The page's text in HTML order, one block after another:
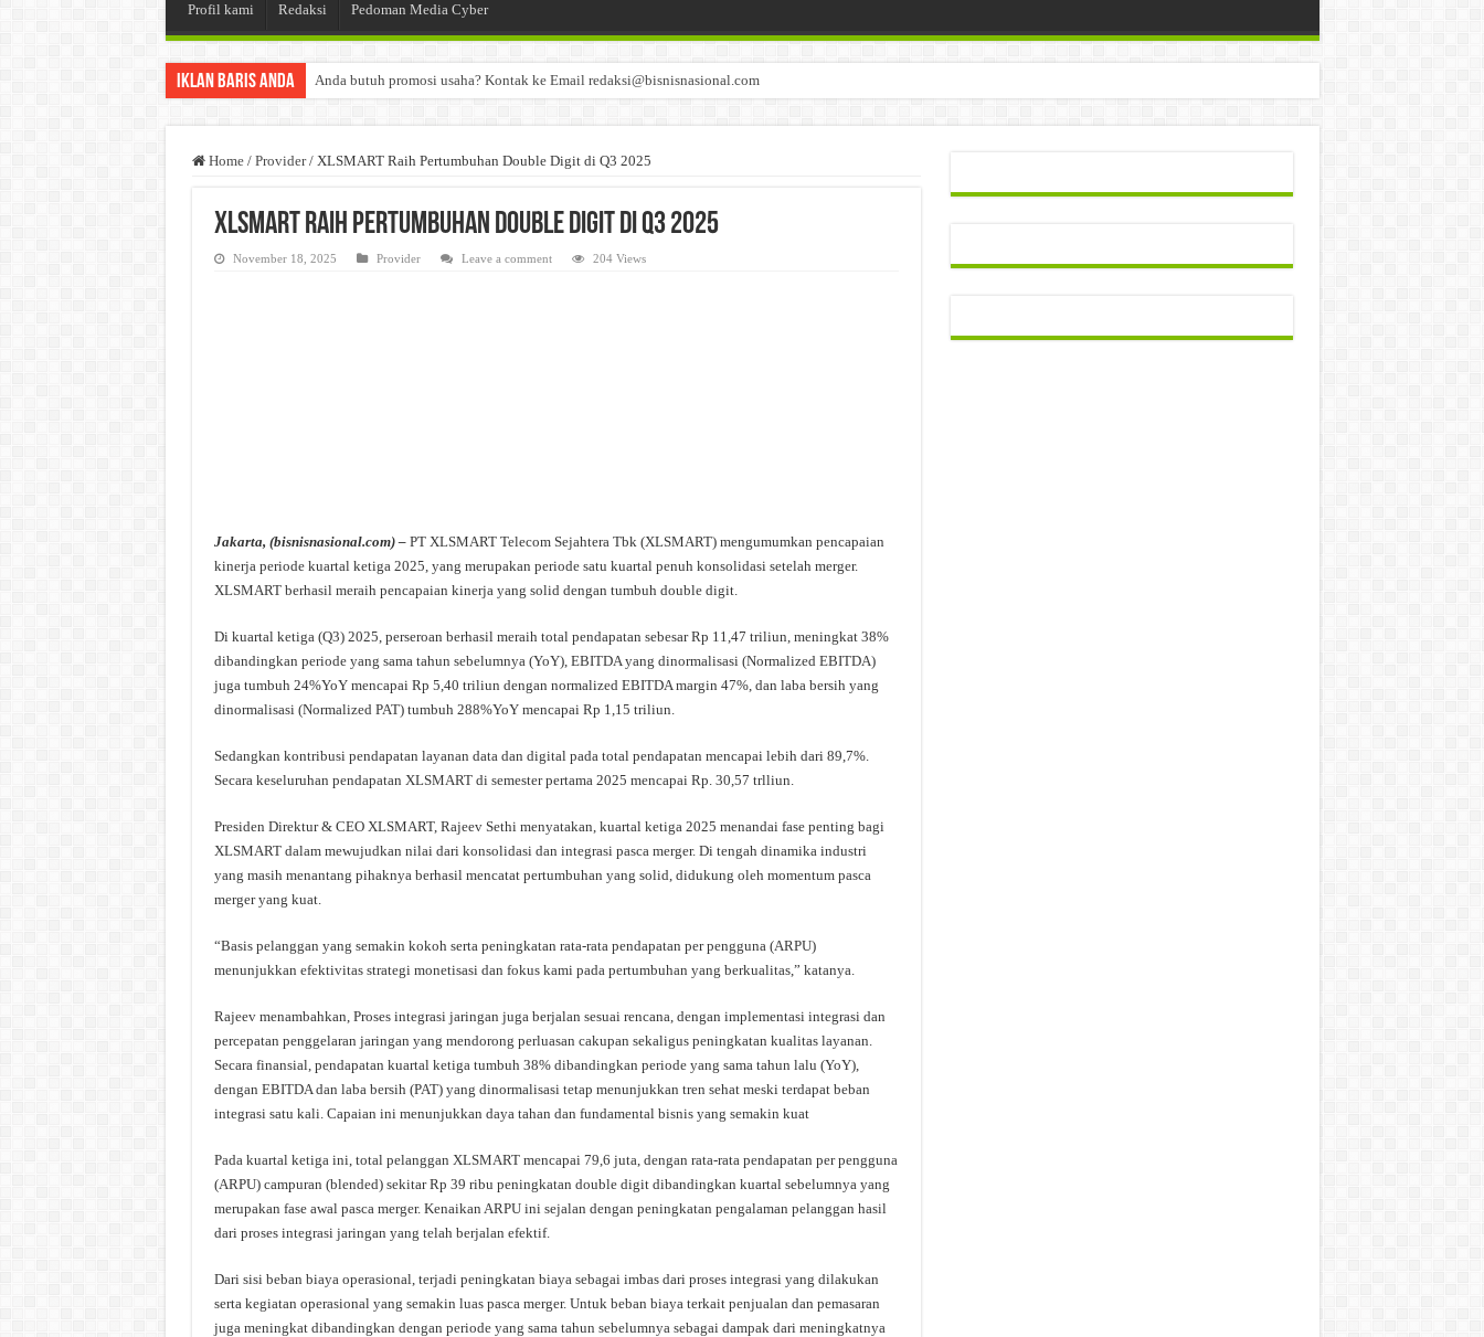
Profil kami Redaksi Pedoman Media Cyber
Iklan Baris Anda Anda butuh promosi usaha? Kontak ke Email redaksi@bisnisnasional.com
Home / Provider / XLSMART Raih Pertumbuhan Double Digit di Q3 2025
XLSMART Raih Pertumbuhan Double Digit di Q3 2025
November 18, 2025 Provider Leave a comment 204 Views
Jakarta, (bisnisnasional.com) – PT XLSMART Telecom Sejahtera Tbk (XLSMART) mengumumkan pencapaian
kinerja periode kuartal ketiga 2025, yang merupakan periode satu kuartal penuh konsolidasi setelah merger.
XLSMART berhasil meraih pencapaian kinerja yang solid dengan tumbuh double digit.
Di kuartal ketiga (Q3) 2025, perseroan berhasil meraih total pendapatan sebesar Rp 11,47 triliun, meningkat 38%
dibandingkan periode yang sama tahun sebelumnya (YoY), EBITDA yang dinormalisasi (Normalized EBITDA)
juga tumbuh 24%YoY mencapai Rp 5,40 triliun dengan normalized EBITDA margin 47%, dan laba bersih yang
dinormalisasi (Normalized PAT) tumbuh 288%YoY mencapai Rp 1,15 triliun.
Sedangkan kontribusi pendapatan layanan data dan digital pada total pendapatan mencapai lebih dari 89,7%.
Secara keseluruhan pendapatan XLSMART di semester pertama 2025 mencapai Rp. 30,57 trlliun.
Presiden Direktur & CEO XLSMART, Rajeev Sethi menyatakan, kuartal ketiga 2025 menandai fase penting bagi
XLSMART dalam mewujudkan nilai dari konsolidasi dan integrasi pasca merger. Di tengah dinamika industri
yang masih menantang pihaknya berhasil mencatat pertumbuhan yang solid, didukung oleh momentum pasca
merger yang kuat.
“Basis pelanggan yang semakin kokoh serta peningkatan rata-rata pendapatan per pengguna (ARPU)
menunjukkan efektivitas strategi monetisasi dan fokus kami pada pertumbuhan yang berkualitas,” katanya.
Rajeev menambahkan, Proses integrasi jaringan juga berjalan sesuai rencana, dengan implementasi integrasi dan
percepatan penggelaran jaringan yang mendorong perluasan cakupan sekaligus peningkatan kualitas layanan.
Secara finansial, pendapatan kuartal ketiga tumbuh 38% dibandingkan periode yang sama tahun lalu (YoY),
dengan EBITDA dan laba bersih (PAT) yang dinormalisasi tetap menunjukkan tren sehat meski terdapat beban
integrasi satu kali. Capaian ini menunjukkan daya tahan dan fundamental bisnis yang semakin kuat
Pada kuartal ketiga ini, total pelanggan XLSMART mencapai 79,6 juta, dengan rata-rata pendapatan per pengguna
(ARPU) campuran (blended) sekitar Rp 39 ribu peningkatan double digit dibandingkan kuartal sebelumnya yang
merupakan fase awal pasca merger. Kenaikan ARPU ini sejalan dengan peningkatan pengalaman pelanggan hasil
dari proses integrasi jaringan yang telah berjalan efektif.
Dari sisi beban biaya operasional, terjadi peningkatan biaya sebagai imbas dari proses integrasi yang dilakukan
serta kegiatan operasional yang semakin luas pasca merger. Untuk beban biaya terkait penjualan dan pemasaran
juga meningkat dibandingkan dengan periode yang sama tahun sebelumnya sebagai dampak dari meningkatnya